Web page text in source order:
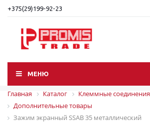
+375(29)199-92-23
МЕНЮ
Главная Каталог
Клеммные соединения
Дополнительные товары
Зажим экранный SSAB 35 металлический